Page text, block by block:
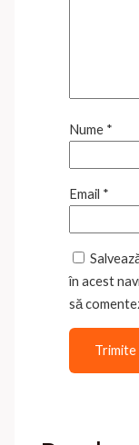
Nume *
Email *
în acest
să